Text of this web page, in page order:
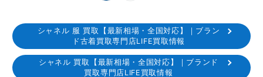
の
ペ
ー
ジ
シャネル 服 買取【最新相場・全国対応】｜ブラン
ド古着買取専門店LIFE買取情報
シャネル 買取【最新相場・全国対応】｜ブランド
買取専門店LIFE買取情報